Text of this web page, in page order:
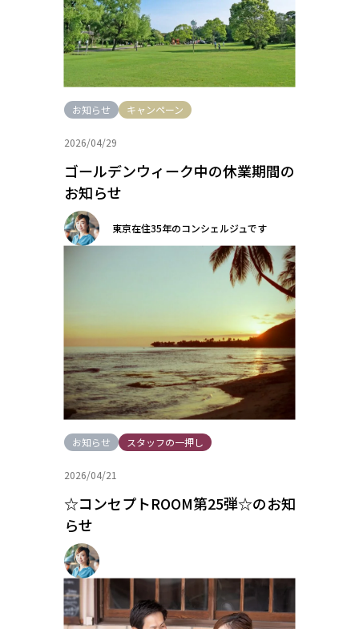
お知らせ キャンペーン
2026/04/29
ゴールデンウィーク中の休業期間の
お知らせ
東京在住35年のコンシェルジュです
お知らせ スタッフの一押し
2026/04/21
☆コンセプトROOM第25弾☆のお知
らせ